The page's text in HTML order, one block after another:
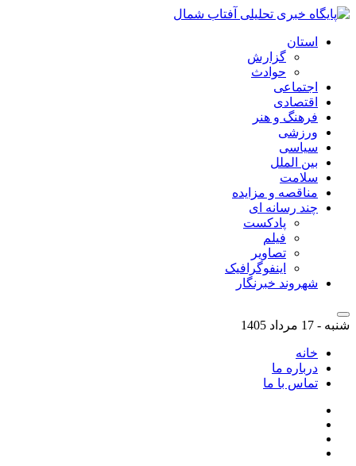
استان
گزارش
حوادث
اجتماعی
اقتصادی
فرهنگ و هنر
ورزشی
سیاسی
بین الملل
سلامت
مناقصه و مزایده
چند رسانه ای
پادکست
فیلم
تصاویر
اینفوگرافیک
شهروند خبرنگار
شنبه - 17 مرداد 1405
خانه
درباره ما
تماس با ما